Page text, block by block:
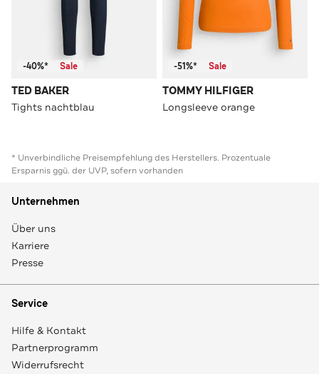
-40%* Sale
TED BAKER
Tights nachtblau
-51%* Sale
TOMMY HILFIGER
Longsleeve orange
* Unverbindliche Preisempfehlung des Herstellers. Prozentuale
Ersparnis ggü. der UVP, sofern vorhanden
Unternehmen
Über uns
Karriere
Presse
Service
Hilfe & Kontakt
Partnerprogramm
Widerrufsrecht